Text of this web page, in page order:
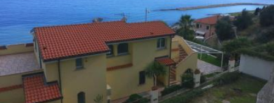
Über
uns
Unsere
Provinz
Ort